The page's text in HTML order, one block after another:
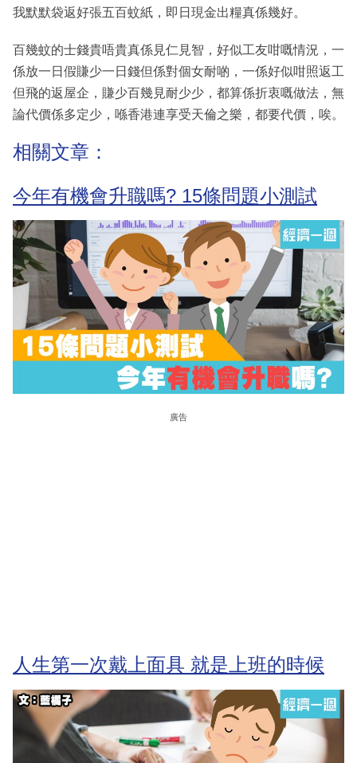
我默默袋返好張五百蚊紙，即日現金出糧真係幾好。
百幾蚊的士錢貴唔貴真係見仁見智，好似工友咁嘅情況，一
係放一日假賺少一日錢但係對個女耐啲，一係好似咁照返工
但飛的返屋企，賺少百幾見耐少少，都算係折衷嘅做法，無
論代價係多定少，喺香港連享受天倫之樂，都要代價，唉。
相關文章：
今年有機會升職嗎? 15條問題小測試
廣告
人生第一次戴上面具 就是上班的時候